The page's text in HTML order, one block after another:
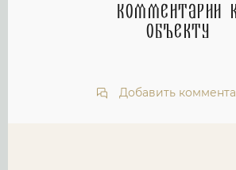
Комментарии
объекту
Добавить